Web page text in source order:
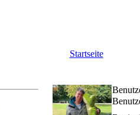
Startseite